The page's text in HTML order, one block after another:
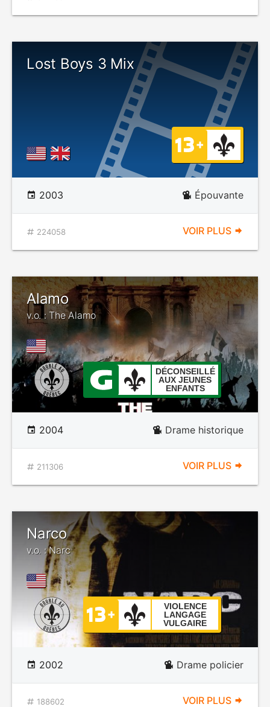
Lost Boys 3 Mix
2003 Épouvante
224058 VOIR PLUS
Alamo
v.o. : The Alamo
DÉCONSEILLÉ
AUX JEUNES
ENFANTS
2004 Drame historique
211306 VOIR PLUS
Narco
v.o. : Narc
VIOLENCE
LANGAGE
VULGAIRE
2002 Drame policier
188602 VOIR PLUS